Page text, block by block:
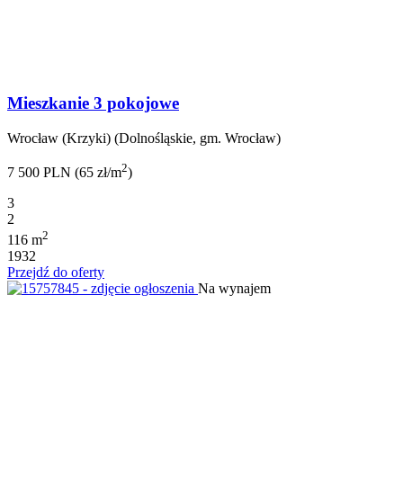
Mieszkanie 3 pokojowe
Wrocław (Krzyki) (Dolnośląskie, gm. Wrocław)
7 500 PLN (65 zł/m2)
3
2
116 m2
1932
Przejdź do oferty
Na wynajem